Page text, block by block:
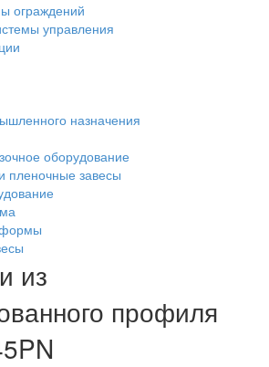
ограждений
управления
назначения
оборудование
пленочные завесы
из
профиля